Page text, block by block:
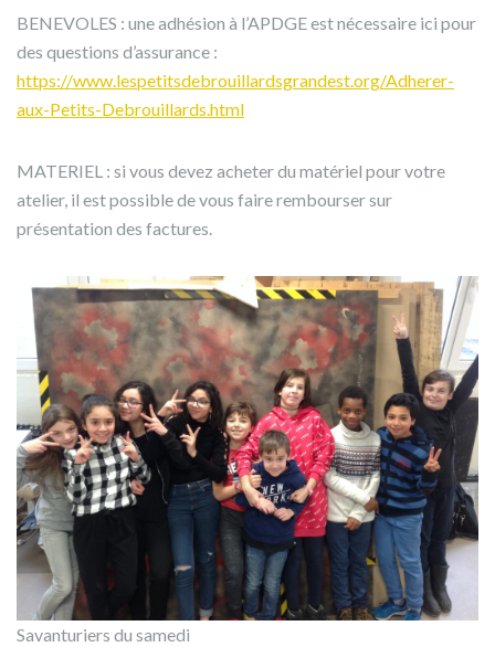
BENEVOLES : une adhésion à l’APDGE est nécessaire ici pour
des questions d’assurance :
https://www.lespetitsdebrouillardsgrandest.org/Adherer-
aux-Petits-Debrouillards.html
MATERIEL : si vous devez acheter du matériel pour votre
atelier, il est possible de vous faire rembourser sur
présentation des factures.
Savanturiers du samedi